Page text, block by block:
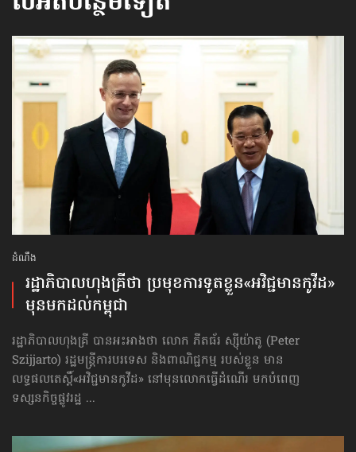
ដំណឹង
រដ្ឋាភិបាលហុងគ្រីថា ​ប្រមុខការទូត​ខ្លួន​«អវិជ្ជមានកូវីដ»​
មុនមកដល់​កម្ពុជា
រដ្ឋាភិបាលហុងគ្រី បានអះអាងថា លោក ភីតធ័រ ស្ស៊ីយ៉ាតូ (Peter
Szijjarto) ​​រដ្ឋមន្ត្រី​ការបរទេស និង​ពាណិជ្ជកម្ម​ របស់ខ្លួន មាន
លទ្ធផលតេស្ដិ៍​«អវិជ្ជមានកូវីដ» នៅមុនលោក​ធ្វើដំណើរ មកបំពេញ
ទស្សនកិច្ចផ្លូវរដ្ឋ ...